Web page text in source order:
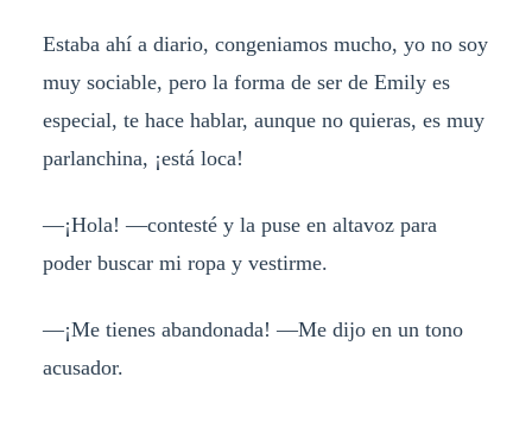
Estaba ahí a diario, congeniamos mucho, yo no soy
muy sociable, pero la forma de ser de Emily es
especial, te hace hablar, aunque no quieras, es muy
parlanchina, ¡está loca!
—¡Hola! —contesté y la puse en altavoz para
poder buscar mi ropa y vestirme.
—¡Me tienes abandonada! —Me dijo en un tono
acusador.